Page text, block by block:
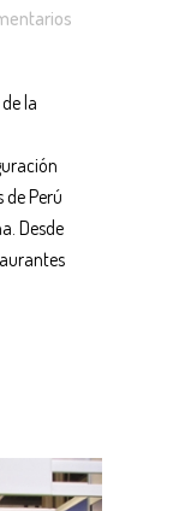
la
Perú
Desde